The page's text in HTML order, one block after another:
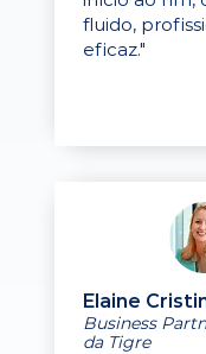
fluido,
eficaz."
Elaine
Business
da Tigre